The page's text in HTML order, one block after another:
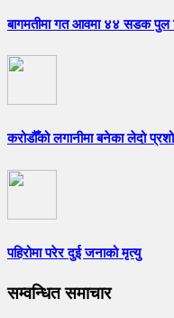
बागमतीमा गत आवमा ४४ सडक पुल
करोडौँको लगानीमा बनेका लेदो
पहिरोमा परेर दुई जनाको मृत्यु
सम्वन्धित समाचार